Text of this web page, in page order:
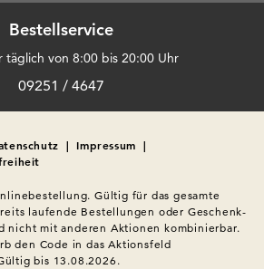
Bestellservice
täglich von 8:00 bis 20:00 Uhr
09251 / 4647
| Impressum |
Gültig für das gesamte
laufende Bestellungen oder Geschenk-
nicht mit anderen Aktionen kombinierbar.
den Code in das Aktionsfeld
bis 13.08.2026.